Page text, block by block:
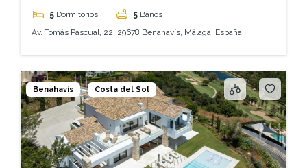
5 Dormitorios 5 Baños
Av. Tomás Pascual, 22, 29678 Benahavís, Málaga, España
Benahavís Costa del Sol